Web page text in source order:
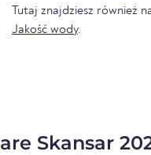
Tutaj znajdziesz również
Jakość wody.
Skansar